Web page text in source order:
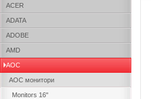
ACER
ADATA
ADOBE
AMD
AOC
AOC монитори
Monitors 16"